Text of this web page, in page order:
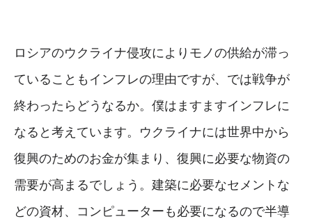
ロシアのウクライナ侵攻によりモノの供給が滞っ
ていることもインフレの理由ですが、では戦争が
終わったらどうなるか。僕はますますインフレに
なると考えています。ウクライナには世界中から
復興のためのお金が集まり、復興に必要な物資の
需要が高まるでしょう。建築に必要なセメントな
どの資材、コンピューターも必要になるので半導